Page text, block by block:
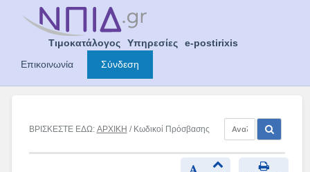
Τιμοκατάλογος Υπηρεσίες
e-postirixis
Επικοινωνία
Σύνδεση
ΒΡΙΣΚΕΣΤΕ ΕΔΩ: ΑΡΧΙΚΗ / Κωδικοί Πρόσβασης